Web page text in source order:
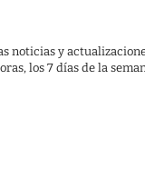
noticias y
los 7 días de la